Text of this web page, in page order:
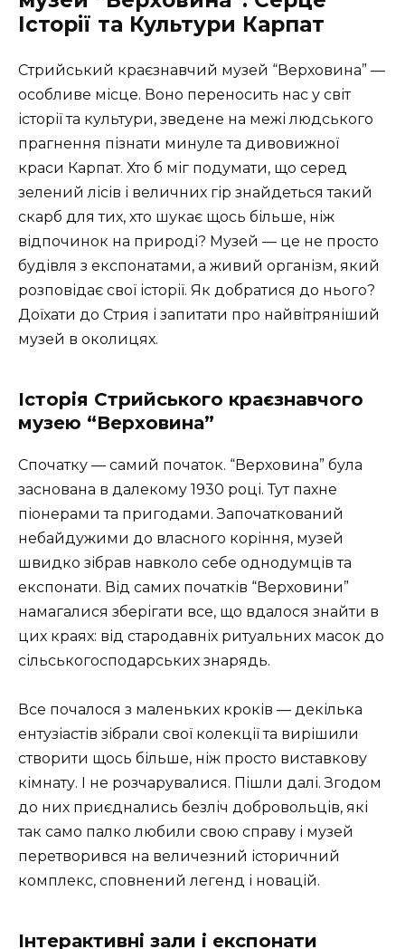
Історії та Культури Карпат
Стрийський краєзнавчий музей “Верховина” —
особливе місце. Воно переносить нас у світ
історії та культури, зведене на межі людського
прагнення пізнати минуле та дивовижної
краси Карпат. Хто б міг подумати, що серед
зелений лісів і величних гір знайдеться такий
скарб для тих, хто шукає щось більше, ніж
відпочинок на природі? Музей — це не просто
будівля з експонатами, а живий організм, який
розповідає свої історії. Як добратися до нього?
Доїхати до Стрия і запитати про найвітряніший
музей в околицях.
Історія Стрийського краєзнавчого
музею “Верховина”
Спочатку — самий початок. “Верховина” була
заснована в далекому 1930 році. Тут пахне
піонерами та пригодами. Започаткований
небайдужими до власного коріння, музей
швидко зібрав навколо себе однодумців та
експонати. Від самих початків “Верховини”
намагалися зберігати все, що вдалося знайти в
цих краях: від стародавніх ритуальних масок до
сільськогосподарських знарядь.
Все почалося з маленьких кроків — декілька
ентузіастів зібрали свої колекції та вирішили
створити щось більше, ніж просто виставкову
кімнату. І не розчарувалися. Пішли далі. Згодом
до них приєднались безліч добровольців, які
так само палко любили свою справу і музей
перетворився на величезний історичний
комплекс, сповнений легенд і новацій.
Інтерактивні зали і експонати